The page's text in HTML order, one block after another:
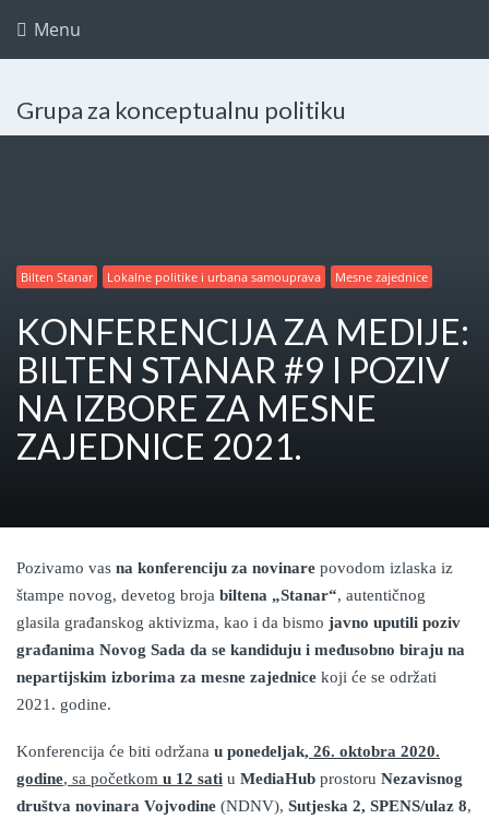
Menu
Grupa za konceptualnu politiku
Bilten Stanar Lokalne politike i urbana samouprava Mesne zajednice
KONFERENCIJA ZA MEDIJE:
BILTEN STANAR #9 I POZIV
NA IZBORE ZA MESNE
ZAJEDNICE 2021.
Pozivamo vas na konferenciju za novinare povodom izlaska iz
štampe novog, devetog broja biltena „Stanar“, autentičnog
glasila građanskog aktivizma, kao i da bismo javno uputili poziv
građanima Novog Sada da se kandiduju i međusobno biraju na
nepartijskim izborima za mesne zajednice koji će se održati
2021. godine.
Konferencija će biti održana u ponedeljak, 26. oktobra 2020.
godine, sa početkom u 12 sati u MediaHub prostoru Nezavisnog
društva novinara Vojvodine (NDNV), Sutjeska 2, SPENS/ulaz 8,